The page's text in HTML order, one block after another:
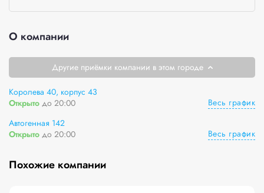
О компании
Другие приёмки компании в этом городе
Королева 40, корпус 43
Открыто до 20:00
Весь график
Автогенная 142
Открыто до 20:00 Весь график
Похожие компании